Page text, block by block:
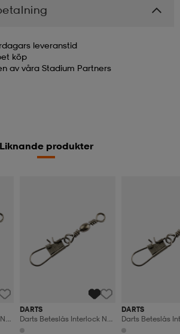
leveranstid
köp
av våra Stadium Partners
Liknande produkter
DARTS
Darts Beteslås Interlock No.
4
DARTS
Darts Beteslås
8